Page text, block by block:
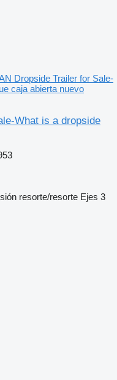
Dropside Trailer for Sale-
caja abierta nuevo
What is a dropside
resorte/resorte Ejes 3